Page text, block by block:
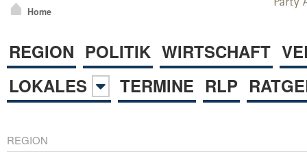
Home
REGION POLITIK WIRTSCHAFT
LOKALES
TERMINE RLP
REGION